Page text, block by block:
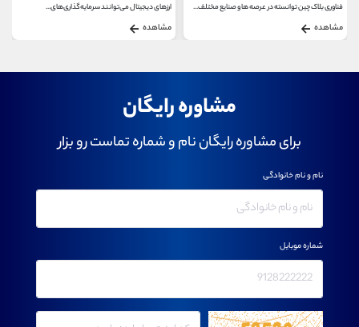
فناوری بلاک چین توانسته در عرصه ها و صنایع مختلف...
مشاهده
ارزهای دیجیتال می‌توانند سرمایه‌گذاری‌های...
مشاهده
مشاوره رایگان
برای مشاوره رایگان نام و شماره تماست رو بزار
نام و نام خانوادگی
شماره موبایل